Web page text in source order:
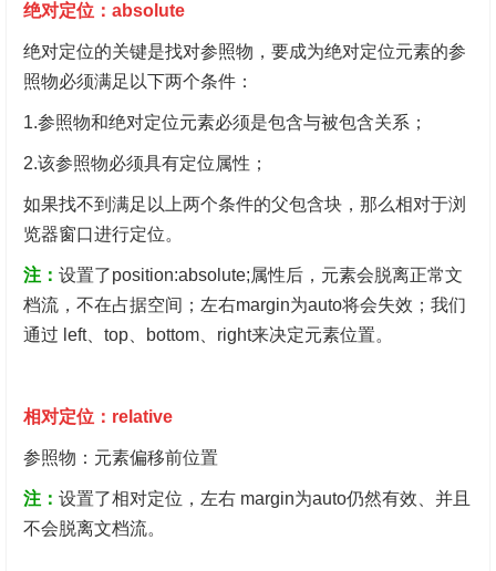
绝对定位 ：absolute
绝对定位的关键是找对参照物，要成为绝对定位元素的参
照物必须满足以下两个条件：
1.参照物和绝对定位元素必须是包含与被包含关系；
2.该参照物必须具有定位属性；
如果找不到满足以上两个条件的父包含块，那么相对于浏
览器窗口进行定位。
注： 设置了position:absolute;属性后，元素会脱离正常文
档流，不在占据空间；左右margin为auto将会失效；我们
通过 left、top、bottom、right来决定元素位置。
相对定位：relative
参照物：元素偏移前位置
注： 设置了相对定位，左右 margin为auto仍然有效、并且
不会脱离文档流。